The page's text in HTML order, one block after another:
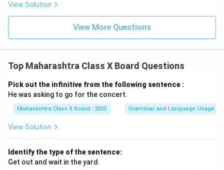
View Solution
View More Questions
Top Maharashtra Class X Board Questions
Pick out the infinitive from the following sentence :
He was asking to go for the concert.
Maharashtra Class X Board - 2025 Grammar and Language Usage
View Solution
Identify the type of the sentence:
Get out and wait in the yard.